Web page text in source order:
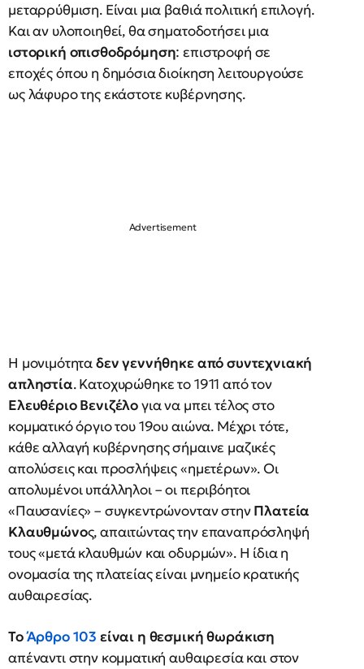
μεταρρύθμιση. Είναι μια βαθιά πολιτική επιλογή.
Και αν υλοποιηθεί, θα σηματοδοτήσει μια
ιστορική οπισθοδρόμηση: επιστροφή σε
εποχές όπου η δημόσια διοίκηση λειτουργούσε
ως λάφυρο της εκάστοτε κυβέρνησης.
Η μονιμότηταδεν γεννήθηκε από συντεχνιακή
απληστία. Κατοχυρώθηκε το 1911 από τον
Ελευθέριο Βενιζέλογια να μπει τέλος στο
κομματικό όργιο του 19ου αιώνα. Μέχρι τότε,
κάθε αλλαγή κυβέρνησης σήμαινε μαζικές
απολύσεις και προσλήψεις «ημετέρων». Οι
απολυμένοι υπάλληλοι – οι περιβόητοι
«Παυσανίες» – συγκεντρώνονταν στηνΠλατεία
Κλαυθμώνος, απαιτώντας την επαναπρόσληψή
τους «μετά κλαυθμών και οδυρμών». Η ίδια η
ονομασία της πλατείας είναι μνημείο κρατικής
αυθαιρεσίας.
ΤοΆρθρο 103 είναι η θεσμική θωράκιση
απέναντι στην κομματική αυθαιρεσία και στον